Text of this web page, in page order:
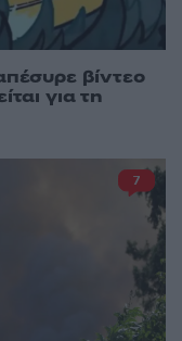
βίντεο
για τη
7